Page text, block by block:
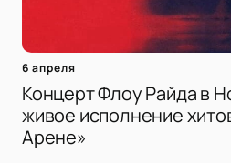
6 апреля
Концерт Флоу Райда в
живое исполнение
Арене»